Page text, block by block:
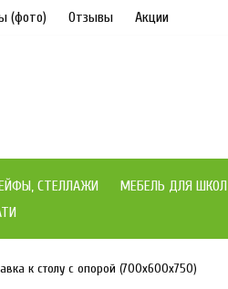
(фото) Отзывы Акции
СТЕЛЛАЖИ
МЕБЕЛЬ ДЛЯ ШКОЛ
к столу с опорой (700х600х750)